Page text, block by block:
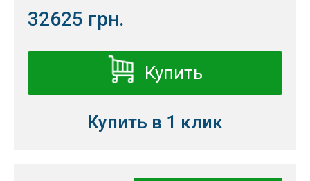
32625 грн.
Купить
Купить в 1 клик